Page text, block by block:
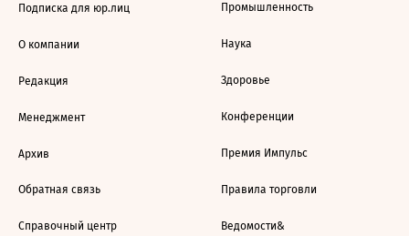
Подписка для юр.лиц
О компании
Редакция
Менеджмент
Архив
Обратная связь
Справочный центр
Промышленность
Наука
Здоровье
Конференции
Премия Импульс
Правила торговли
Ведомости&